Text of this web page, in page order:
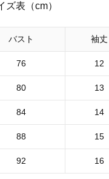
ズ表（cm）
バスト 袖丈
76 12
80 13
84 14
88 15
92 16